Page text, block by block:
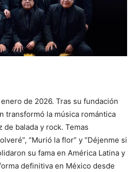
de 2026. Tras su fundación
transformó la música romántica
de balada y rock. Temas
“Murió la flor” y “Déjenme si
su fama en América Latina y
definitiva en México desde